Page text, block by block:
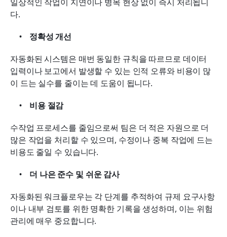
일상적인 작업이 지연이나 병목 현상 없이 즉시 처리됩니
다.
정확성 개선
자동화된 시스템은 매번 동일한 규칙을 따르므로 데이터
입력이나 보고에서 발생할 수 있는 인적 오류와 비용이 많
이 드는 실수를 줄이는 데 도움이 됩니다.
비용 절감
수작업 프로세스를 줄임으로써 팀은 더 적은 자원으로 더
많은 작업을 처리할 수 있으며, 수정이나 중복 작업에 드는
비용도 줄일 수 있습니다.
더 나은 준수 및 쉬운 감사
자동화된 워크플로우는 각 단계를 추적하여 규제 요구사항
이나 내부 검토를 위한 명확한 기록을 생성하며, 이는 위험
관리에 매우 중요합니다.